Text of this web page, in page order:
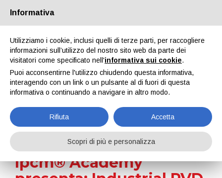
News
Home
News
Ipcm® Academy presenta: Industrial PVD Coating: dalla teoria
film sottile
Ipcm® Academy
Informativa
Utilizziamo i cookie, inclusi quelli di terze parti, per raccogliere
informazioni sull’utilizzo del nostro sito web da parte dei
visitatori come specificato nell'informativa sui cookie.
Puoi acconsentirne l'utilizzo chiudendo questa informativa,
interagendo con un link o un pulsante al di fuori di questa
informativa o continuando a navigare in altro modo.
Rifiuta Accetta
Scopri di più e personalizza